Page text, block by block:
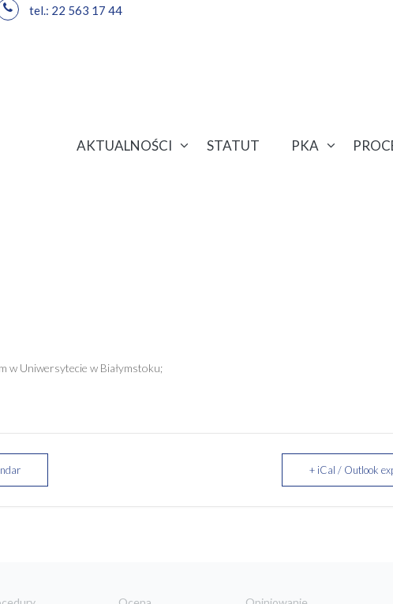
tel.: 22 563 17 44
AKTUALNOŚCI STATUT PKA
w Uniwersytecie w Białymstoku;
+ iCal / Outlook